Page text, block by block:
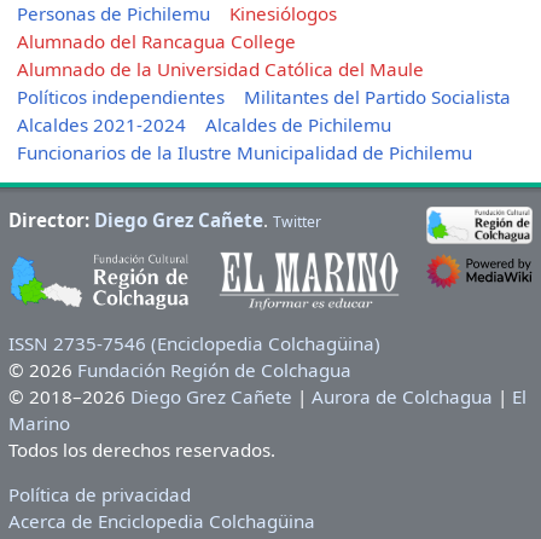
Personas de Pichilemu
Kinesiólogos
Alumnado del Rancagua College
Alumnado de la Universidad Católica del Maule
Políticos independientes
Militantes del Partido Socialista
Alcaldes 2021-2024
Alcaldes de Pichilemu
Funcionarios de la Ilustre Municipalidad de Pichilemu
Director: Diego Grez Cañete. Twitter
ISSN 2735-7546 (Enciclopedia Colchagüina)
© 2026 Fundación Región de Colchagua
© 2018–2026 Diego Grez Cañete | Aurora de Colchagua | El
Marino
Todos los derechos reservados.
Política de privacidad
Acerca de Enciclopedia Colchagüina